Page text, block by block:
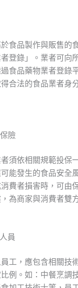
食品製作與販售的
登錄」。業者可向
食品藥物業者登錄
合法的食品業者身
險
須依相關規範投保
能發生的食品安全
費者損害時，可由
為商家與消費者雙
員
工，應包含相關技
例。如：中餐烹調